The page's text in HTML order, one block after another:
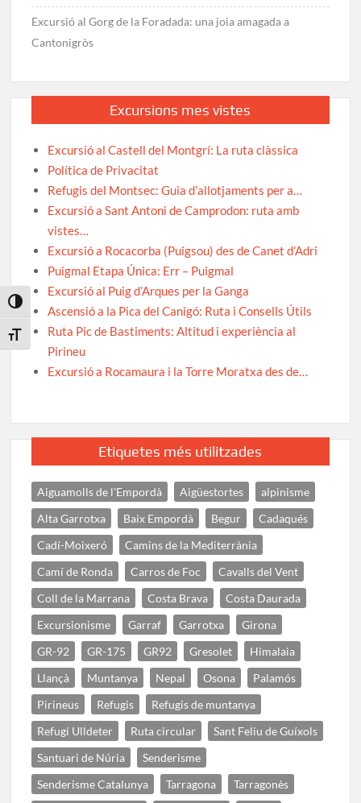
Toggle High Contrast
Toggle Font size
Excursió al Gorg de la Foradada: una joia amagada a
Cantonigròs
Excursions mes vistes
Excursió al Castell del Montgrí: La ruta clàssica
Política de Privacitat
Refugis del Montsec: Guia d’allotjaments per a…
Excursió a Sant Antoni de Camprodon: ruta amb
vistes…
Excursió a Rocacorba (Puigsou) des de Canet d’Adri
Puigmal Etapa Única: Err – Puigmal
Excursió al Puig d’Arques per la Ganga
Ascensió a la Pica del Canigó: Ruta i Consells Útils
Ruta Pic de Bastiments: Altitud i experiència al
Pirineu
Excursió a Rocamaura i la Torre Moratxa des de…
Etiquetes més utilitzades
Aiguamolls de l'Empordà Aigüestortes
alpinisme
Alta Garrotxa
Baix Empordà Begur
Cadaqués
Cadí-Moixeró
Camins de la Mediterrània
Camí de Ronda
Carros de Foc
Cavalls del Vent
Coll de la Marrana
Costa Brava
Costa Daurada
Excursionisme
Garraf Garrotxa
Girona
GR-92
GR-175 GR92 Gresolet
Himalaia
Llançà
Muntanya Nepal Osona
Palamós
Pirineus
Refugis
Refugis de muntanya
Refugi Ulldeter
Ruta circular
Sant Feliu de Guíxols
Santuari de Núria
Senderisme
Senderisme Catalunya
Tarragona
Tarragonès